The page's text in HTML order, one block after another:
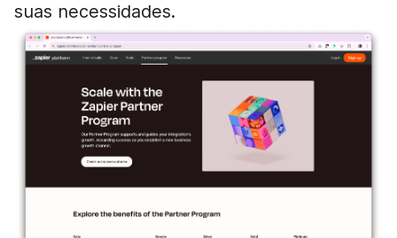
suas necessidades.